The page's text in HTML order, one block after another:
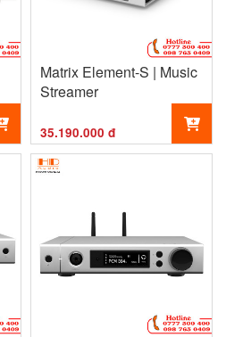
Matrix Element-S | Music
Streamer
35.190.000 đ